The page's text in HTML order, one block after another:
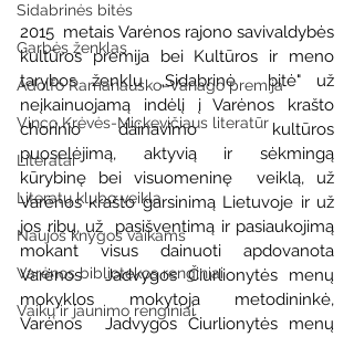
Sidabrinės bitės
Garbės ženklas
Adolfo Ramanausko–Vanago premija
Vinco Krėvės-Mickevičiaus literatūr
Literatai
Literatų klubo veikla
Naujos knygos vaikams
Varėnos bibliotekos renginiai
Vaikų ir jaunimo renginiai
2015  metais Varėnos rajono savivaldybės
kultūros premija bei Kultūros ir meno
tarybos ženklu „Sidabrinė  bitė" už
neįkainuojamą indėlį į Varėnos krašto
chorinio dainavimo  kultūros
puoselėjimą, aktyvią ir sėkmingą
kūrybinę bei visuomeninę  veiklą, už
Varėnos krašto garsinimą Lietuvoje ir už
jos ribų, už  pasišventimą ir pasiaukojimą
mokant visus dainuoti apdovanota
Varėnos  Jadvygos Čiurlionytės menų
mokyklos mokytoja metodininkė,
Varėnos  Jadvygos Čiurlionytės menų